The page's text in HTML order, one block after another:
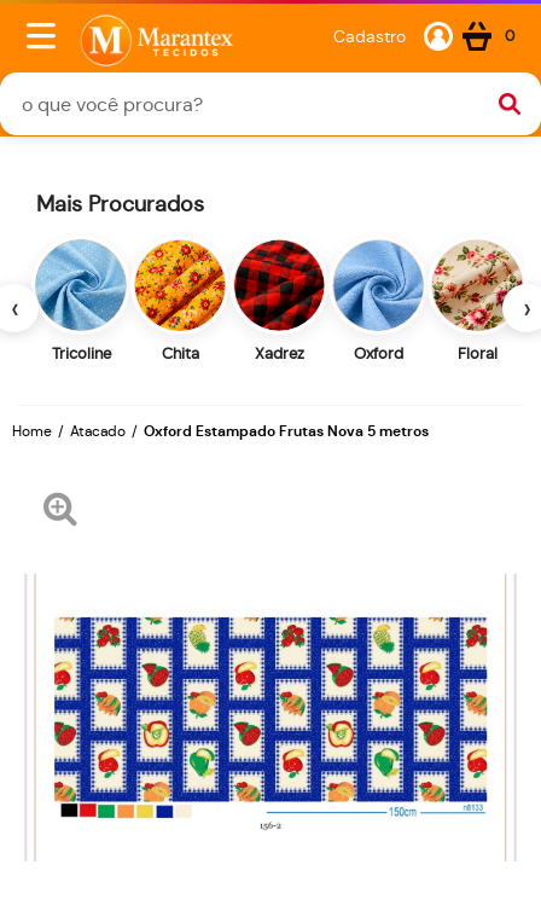
Cadastro 0
‹
Mais Procurados
Tricoline Chita Xadrez Oxford Floral
›
Home Atacado Oxford Estampado Frutas Nova 5 metros